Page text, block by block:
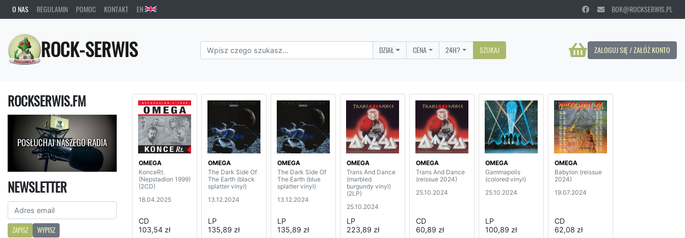
O NAS REGULAMIN POMOC KONTAKT EN BOK@ROCKSERWIS.PL
ROCK-SERWIS ZALOGUJ SIĘ / ZAŁÓŻ KONTO
DZIAŁ CENA 24H? SZUKAJ
ROCKSERWIS.FM
POSŁUCHAJ NASZEGO RADIA
NEWSLETTER
ZAPISZ WYPISZ
OMEGA
KonceRt.
(Nepstadion 1999)
(2CD)
18.04.2025
CD
103,54 zł
OMEGA
The Dark Side Of
The Earth (black
splatter vinyl)
13.12.2024
LP
135,89 zł
OMEGA
The Dark Side Of
The Earth (blue
splatter vinyl)
13.12.2024
LP
135,89 zł
OMEGA
Trans And Dance
(marbled
burgundy vinyl)
(2LP)
25.10.2024
LP
223,89 zł
OMEGA
Trans And Dance
(reissue 2024)
25.10.2024
CD
60,89 zł
OMEGA
Gammapolis
(colored vinyl)
25.10.2024
LP
100,89 zł
OMEGA
Babylon (reissue
2024)
19.07.2024
CD
62,08 zł